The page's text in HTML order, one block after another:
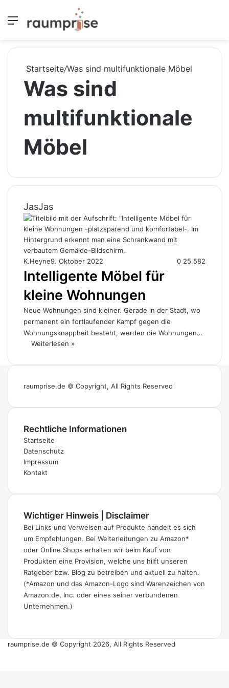
Menü
Startseite/Was sind multifunktionale Möbel
Was sind
multifunktionale
Möbel
JasJas
K.Heyne9. Oktober 2022 0 25.582
Intelligente Möbel für
kleine Wohnungen
Neue Wohnungen sind kleiner. Gerade in der Stadt, wo
permanent ein fortlaufender Kampf gegen die
Wohnungsknappheit besteht, werden die Wohnungen…
Weiterlesen »
raumprise.de © Copyright, All Rights Reserved
Rechtliche Informationen
Startseite
Datenschutz
Impressum
Kontakt
Wichtiger Hinweis | Disclaimer
Bei Links und Verweisen auf Produkte handelt es sich
um Empfehlungen. Bei Weiterleitungen zu Amazon*
oder Online Shops erhalten wir beim Kauf von
Produkten eine Provision, welche uns hilft unseren
Ratgeber bzw. Blog zu betreiben und aktuell zu halten.
(*Amazon und das Amazon-Logo sind Warenzeichen von
Amazon.de, Inc. oder eines seiner verbundenen
Unternehmen.)
raumprise.de © Copyright 2026, All Rights Reserved